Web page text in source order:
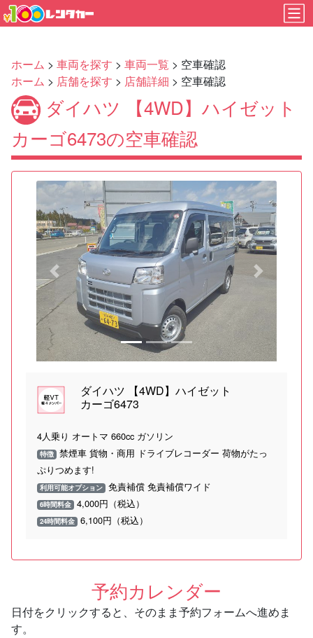
ホーム > 車両を探す > 車両一覧 > 空車確認
ホーム > 店舗を探す > 店舗詳細 > 空車確認
ダイハツ 【4WD】ハイゼット
カーゴ6473の空車確認
Previous Next
ダイハツ 【4WD】ハイゼット
カーゴ6473
4人乗り オートマ 660cc ガソリン
特徴 禁煙車 貨物・商用 ドライブレコーダー 荷物がたっ
ぷりつめます!
利用可能オプション 免責補償 免責補償ワイド
6時間料金 4,000円（税込）
24時間料金 6,100円（税込）
予約カレンダー
日付をクリックすると、そのまま予約フォームへ進めま
す。